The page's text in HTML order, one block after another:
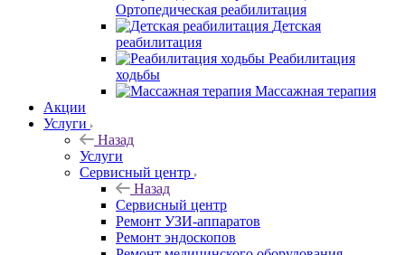
Ортопедическая реабилитация
Детская
реабилитация
Реабилитация
ходьбы
Массажная терапия
Акции
Услуги
Назад
Услуги
Сервисный центр
Назад
Сервисный центр
Ремонт УЗИ-аппаратов
Ремонт эндоскопов